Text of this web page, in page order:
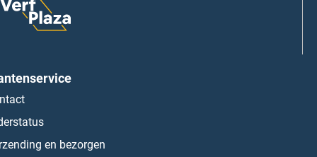
en bezorgen